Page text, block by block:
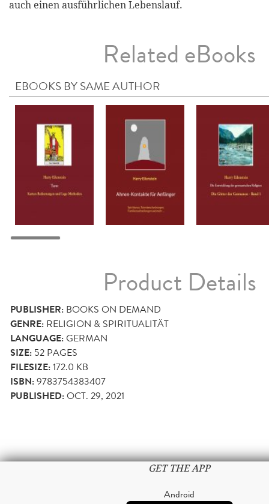
auch einen ausführlichen Lebenslauf.
Related eBooks
EBOOKS BY SAME AUTHOR
Product Details
PUBLISHER: BOOKS ON DEMAND
GENRE: RELIGION & SPIRITUALITÄT
LANGUAGE:GERMAN
SIZE: 52 PAGES
FILESIZE:172.0 KB
ISBN:9783754383407
PUBLISHED:OCT. 29, 2021
GET THE APP
Android